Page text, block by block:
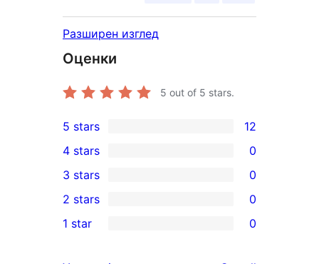
Разширен изглед
Оценки
5 out of 5 stars.
12
5-
star
reviews
5 stars 12
4-
star
reviews
4 stars 0
0
3-
star
3 stars 0
2-
2 stars 0
1 star 0